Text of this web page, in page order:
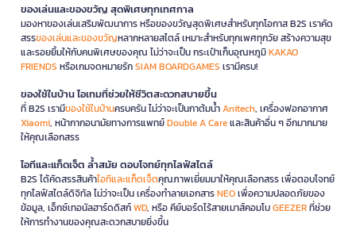
ของเล่นและของขวัญ สุดพิเศษทุกเทศกาล
มองหาของเล่นเสริมพัฒนาการ หรือของขวัญสุดพิเศษสำหรับทุกโอกาส B2S เราคัด
สรรของเล่นและของขวัญหลากหลายสไตล์ เหมาะสำหรับทุกเพศทุกวัย สร้างความสุข
และรอยยิ้มให้กับคนพิเศษของคุณ ไม่ว่าจะเป็น กระเป๋าเก็บอุณหภูมิKAKAO
FRIENDS หรือเกมจดหมายรักSIAM BOARDGAMES เรามีครบ!
ของใช้ในบ้าน ไอเทมที่ช่วยให้ชีวิตสะดวกสบายขึ้น
ที่ B2S เรามีของใช้ในบ้านครบครัน ไม่ว่าจะเป็นกาต้มน้ำAnitech, เครื่องฟอกอากาศ
Xiaomi, หน้ากากอนามัยทางการแพทย์Double A Careและสินค้าอื่น ๆ อีกมากมาย
ให้คุณเลือกสรร
ไอทีและแก็ดเจ็ต ล้ำสมัย ตอบโจทย์ทุกไลฟ์สไตล์
B2S ได้คัดสรรสินค้าไอทีและแก็ดเจ็ตคุณภาพเยี่ยมมาให้คุณเลือกสรร เพื่อตอบโจทย์
ทุกไลฟ์สไตล์ดิจิทัล ไม่ว่าจะเป็น เครื่องทำลายเอกสารNEOเพื่อความปลอดภัยของ
ข้อมูล, เอ็กซ์เทอนัลฮาร์ดดิสก์WD, หรือ คีย์บอร์ดไร้สายเมาส์คอมโบGEEZERที่ช่วย
ให้การทำงานของคุณสะดวกสบายยิ่งขึ้น